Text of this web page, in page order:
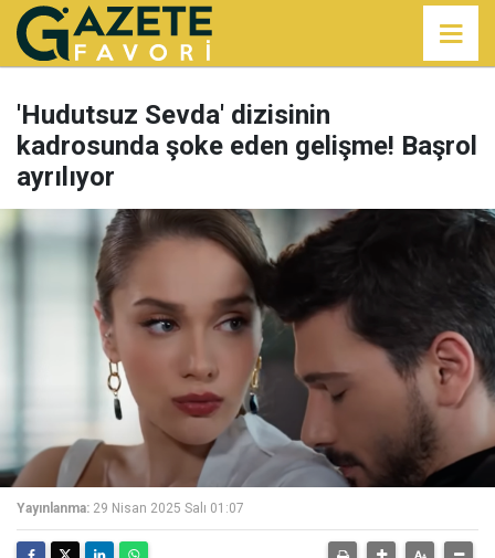
'Hudutsuz Sevda' dizisinin
kadrosunda şoke eden gelişme! Başrol
ayrılıyor
Yayınlanma: 29 Nisan 2025 Salı 01:07